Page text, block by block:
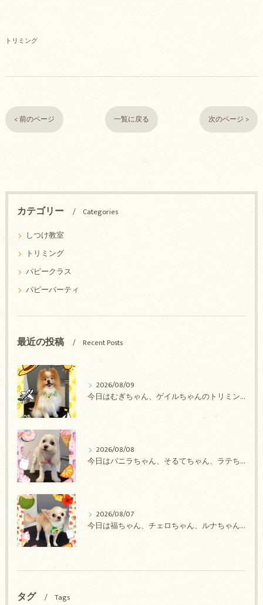
トリミング
< 前のページ 一覧に戻る 次のページ >
カテゴリー
Categories
しつけ教室
トリミング
パピークラス
パピーパーティ
最近の投稿 Recent Posts
2026/08/09
今日はむぎちゃん、ゲイルちゃんのトリミングの紹介です【奈良のエース動物病院】
2026/08/08
今日はバニラちゃん、そるてちゃん、ラテちゃん、バニラちゃん、チョコちゃん、ベリーちゃん、メロンちゃん、もこちゃんのトリミングの紹介です【奈良のエース動物病院】
2026/08/07
今日は福ちゃん、チェロちゃん、ルナちゃん、Royちゃん、アネラちゃん、ポコちゃんのトリミングの紹介です【奈良のエース動物病院】
タグ Tags